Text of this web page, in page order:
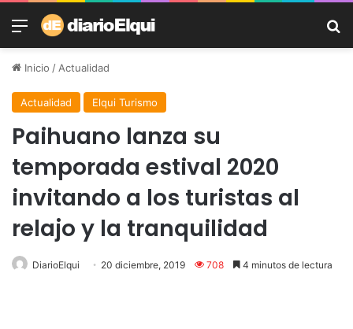
Menú
Inicio /Actualidad
Actualidad Elqui Turismo
Paihuano lanza su
temporada estival 2020
invitando a los turistas al
relajo y la tranquilidad
DiarioElqui 20 diciembre, 2019 708 4 minutos de lectura